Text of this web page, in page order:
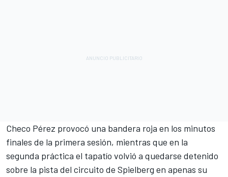
Checo Pérez provocó una bandera roja en los minutos
finales de la primera sesión, mientras que en la
segunda práctica el tapatío volvió a quedarse detenido
sobre la pista del circuito de Spielberg en apenas su